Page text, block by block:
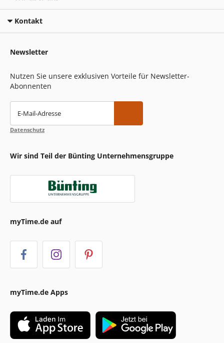
Kontakt
Newsletter
Nutzen Sie unsere exklusiven Vorteile für Newsletter-
Abonnenten
E-Mail-Adresse
Datenschutz
Wir sind Teil der Bünting Unternehmensgruppe
myTime.de auf
myTime.de Apps